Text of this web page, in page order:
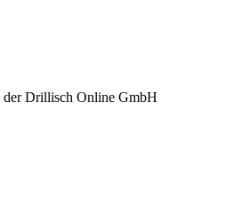
Drillisch Online GmbH